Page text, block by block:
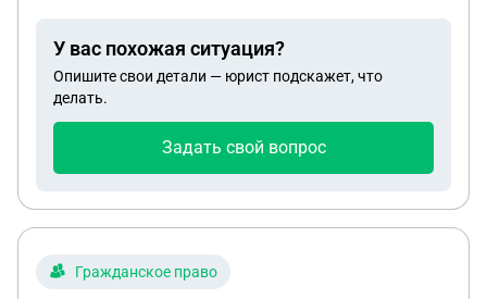
У вас похожая ситуация?
Опишите свои детали — юрист подскажет, что
делать.
Задать свой вопрос
Гражданское право